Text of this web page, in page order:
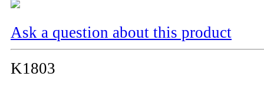
Ask a question about this product
K1803